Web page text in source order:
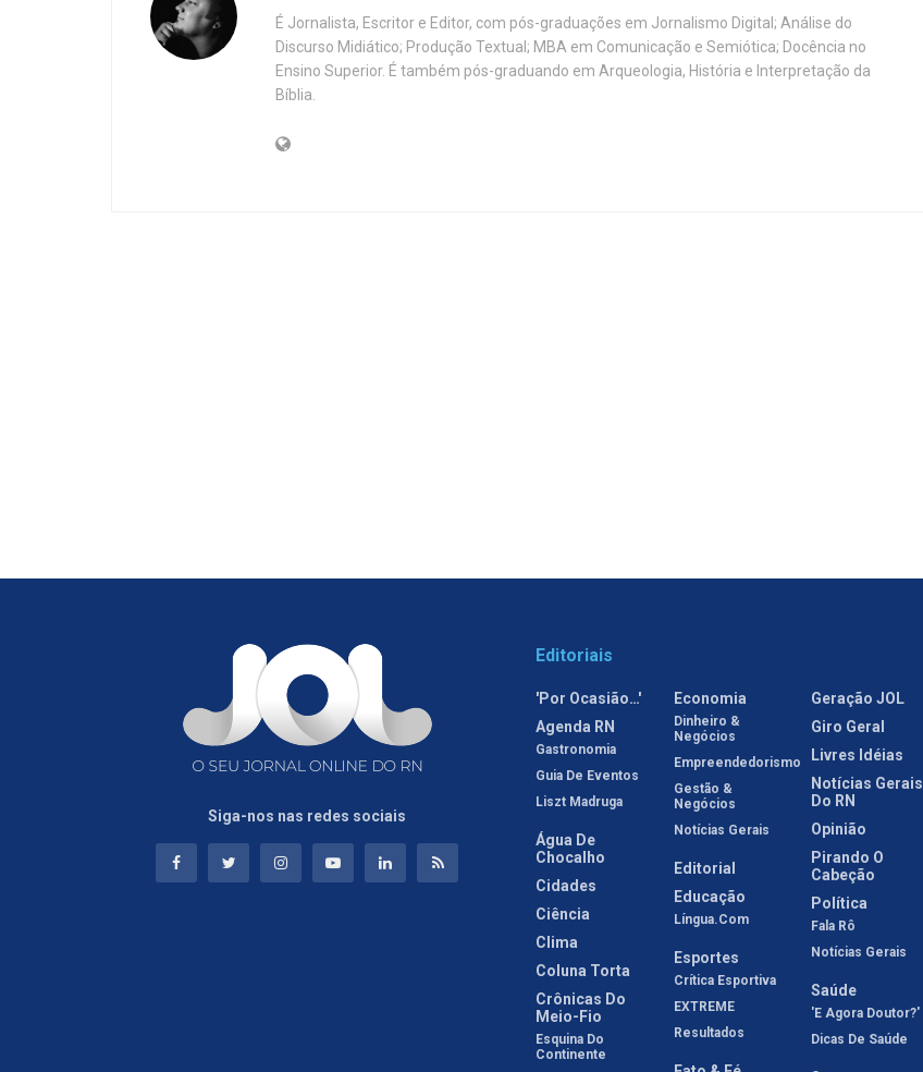
É Jornalista, Escritor e Editor, com pós-graduações em Jornalismo Digital; Análise do
Discurso Midiático; Produção Textual; MBA em Comunicação e Semiótica; Docência no
Ensino Superior. É também pós-graduando em Arqueologia, História e Interpretação da
Bíblia.
Siga-nos nas redes sociais
Editoriais
'Por Ocasião…'
Agenda RN
Gastronomia
Guia De Eventos
Liszt Madruga
Água De
Chocalho
Cidades
Ciência
Clima
Coluna Torta
Crônicas Do
Meio-Fio
Esquina Do
Continente
Economia
Dinheiro &
Negócios
Empreendedorismo
Gestão &
Negócios
Notícias Gerais
Editorial
Educação
Língua.com
Esportes
Crítica Esportiva
EXTREME
Resultados
Geração JOL
Giro Geral
Livres Idéias
Notícias Gerais
Do RN
Opinião
Pirando O
Cabeção
Política
Fala Rô
Notícias Gerais
Saúde
'E Agora Doutor?'
Dicas De Saúde